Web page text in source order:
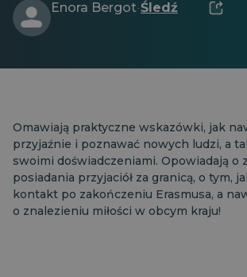
Enora Bergot·Śledź
Omawiają praktyczne wskazówki, jak
przyjaźnie i poznawać nowych ludzi, a
swoimi doświadczeniami. Opowiadają o
posiadania przyjaciół za granicą, o tym,
kontakt po zakończeniu Erasmusa, a
o znalezieniu miłości w obcym kraju!